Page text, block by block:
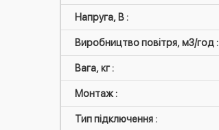
Напруга, В :
Виробництво повітря, м3/год :
Вага, кг :
Монтаж :
Тип підключення :